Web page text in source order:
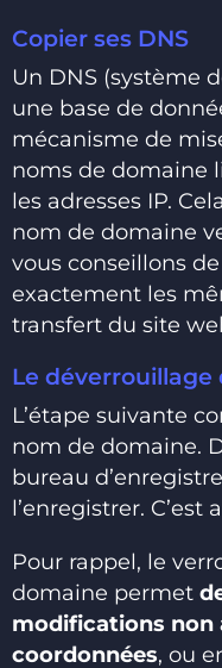
Copier ses DNS
Un DNS (système
une base de
mécanisme de
noms de domaine
les adresses IP.
nom de domaine
vous conseillons
exactement les
transfert du site
Le
L’étape suivante
nom de domaine.
bureau
l’enregistrer. C’est
Pour rappel, le
domaine permet
modifications non
coordonnées, ou